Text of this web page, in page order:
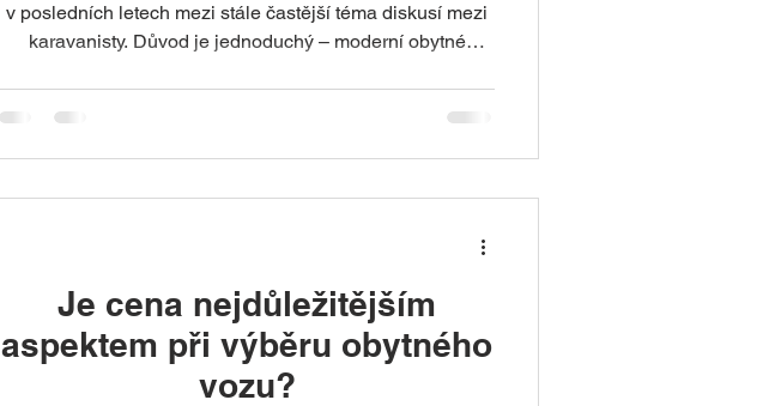
v posledních letech mezi stále častější téma diskusí mezi
karavanisty. Důvod je jednoduchý – moderní obytné
hmotnost často překračuje limity, které byly před lety
nastaveny pro lehčí a jednodušší vozidla.
Je cena nejdůležitějším
aspektem při výběru obytného
vozu?